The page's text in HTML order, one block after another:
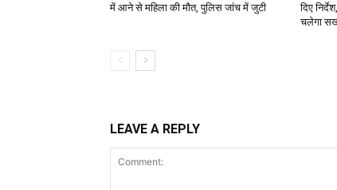
में आने से महिला की मौत, पुलिस जांच में जुटी
दिए
चलेगा
LEAVE A REPLY